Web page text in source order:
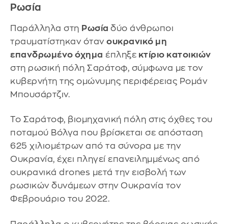
Ρωσία
Παράλληλα στη Ρωσία δύο άνθρωποι
τραυματίστηκαν όταν ουκρανικό μη
επανδρωμένο όχημα έπληξε κτίριο κατοικιών
στη ρωσική πόλη Σαράτοφ, σύμφωνα με τον
κυβερνήτη της ομώνυμης περιφέρειας Ρομάν
Μπουσάρτζιν.
Το Σαράτοφ, βιομηχανική πόλη στις όχθες του
ποταμού Βόλγα που βρίσκεται σε απόσταση
625 χιλιομέτρων από τα σύνορα με την
Ουκρανία, έχει πληγεί επανειλημμένως από
ουκρανικά drones μετά την εισβολή των
ρωσικών δυνάμεων στην Ουκρανία τον
Φεβρουάριο του 2022.